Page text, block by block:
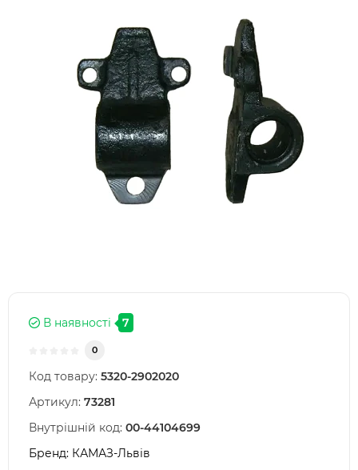
В наявності 7
0
Код товару: 5320-2902020
Артикул: 73281
Внутрішній код: 00-44104699
Бренд: КАМАЗ-Львів